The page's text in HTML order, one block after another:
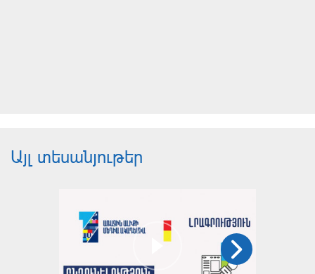
Այլ տեսանյութեր